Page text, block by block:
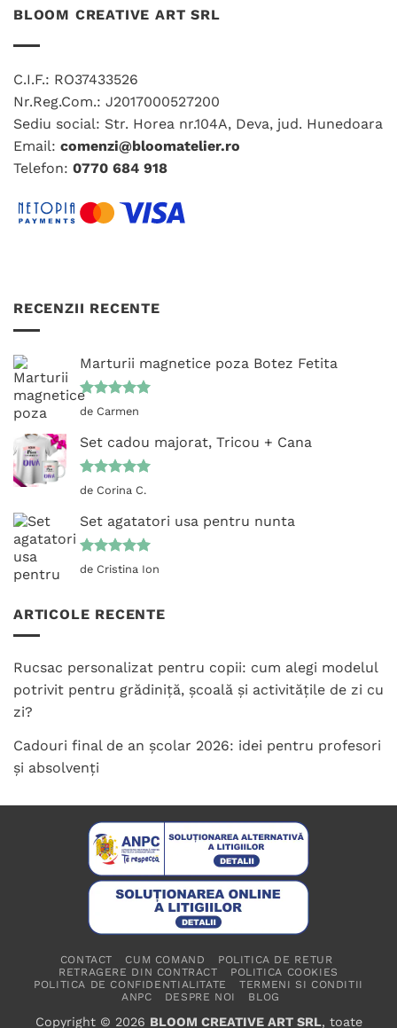
variații.
alese
în
pagina
produsului.
alese
BLOOM CREATIVE ART SRL
C.I.F.: RO37433526
Nr.Reg.Com.: J2017000527200
Sediu social: Str. Horea nr.104A, Deva, jud. Hunedoara
Email: comenzi@bloomatelier.ro
Telefon: 0770 684 918
RECENZII RECENTE
Marturii magnetice poza Botez Fetita
Evaluat la
de Carmen
Set cadou majorat, Tricou + Cana
Evaluat la
de Corina C.
Set agatatori usa pentru nunta
Evaluat la
de Cristina Ion
ARTICOLE RECENTE
Rucsac personalizat pentru copii: cum alegi modelul
potrivit pentru grădiniță, școală și activitățile de zi cu
zi?
Cadouri final de an școlar 2026: idei pentru profesori
și absolvenți
CONTACT CUM COMAND
POLITICA DE RETUR
RETRAGERE DIN CONTRACT
POLITICA COOKIES
POLITICA DE CONFIDENTIALITATE
TERMENI SI CONDITII
ANPC
DESPRE NOI BLOG
Copyright © 2026 BLOOM CREATIVE ART SRL, toate